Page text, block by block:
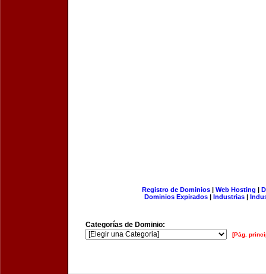
Registro de Dominios| Web Hosting |
Dominios Expirados | Industrias |
Categorías de Dominio:
[Pág.